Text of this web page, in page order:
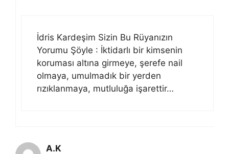
İdris Kardeşim Sizin Bu Rüyanızın
Yorumu Şöyle : İktidarlı bir kimsenin
koruması altına girmeye, şerefe nail
olmaya, umulmadık bir yerden
rızıklanmaya, mutluluğa işarettir…
A.K